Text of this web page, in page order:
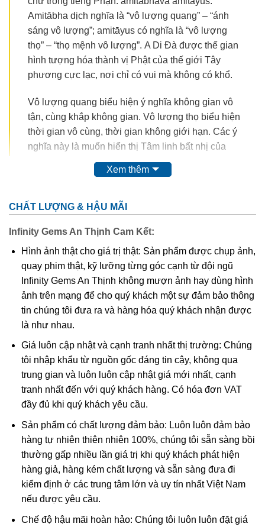
Amitābha dịch nghĩa là “vô lượng quang” – “ánh
sáng vô lượng”; amitāyus có nghĩa là “vô lượng
thọ” – “thọ mệnh vô lượng”. A Di Đà được thế gian
hình tượng hóa thành vị Phật của thế giới Tây
phương cực lạc, nơi chỉ có vui mà không có khổ.
Vô lượng quang biểu hiện ý nghĩa không gian vô
tận, cùng khắp không gian. Vô lượng thọ biểu hiện
thời gian vô cùng, thời gian không giới hạn. Các ý
nghĩa này là muốn hiển thị Tâm linh bất nhị của
Đạo Phật. Bất nhị cũng không phải là một, mà là
không có số lượng. Cùng khắp không gian, cùng
nghĩa thực sự của danh xưng A-Di Đà tức là vô
cùng khắp thời gian, không có số lượng cũng có
nghĩa là không có không gian, không có thời gian,
không có số lượng, đó là vì Tâm như hư không vô
sở hữu hay Phật tánh bất nhị, bất biến, bất sinh bất
diệt, cũng có nghĩa là Niết Bàn (Nirvana).
A Di Đà được thế gian hình tượng hóa thành vị Phật của thế giới
Xem thêm
CHẤT LƯỢNG & HẬU MÃI
Infinity Gems An Thịnh Cam Kết:
Hình ảnh thật cho giá trị thật: Sản phẩm được chụp ảnh,
quay phim thật, kỹ lưỡng từng góc cạnh từ đội ngũ
Infinity Gems An Thịnh không mượn ảnh hay dùng hình
ảnh trên mạng để cho quý khách một sự đảm bảo thông
tin chúng tôi đưa ra và hàng hóa quý khách nhận được
là như nhau.
Giá luôn cập nhật và cạnh tranh nhất thị trường: Chúng
tôi nhập khẩu từ nguồn gốc đáng tin cậy, không qua
trung gian và luôn luôn cập nhật giá mới nhất, cạnh
tranh nhất đến với quý khách hàng. Có hóa đơn VAT
đầy đủ khi quý khách yêu cầu.
Sản phẩm có chất lượng đảm bảo: Luôn luôn đảm bảo
hàng tự nhiên thiên nhiên 100%, chúng tôi sẵn sàng bồi
thường gấp nhiều lần giá trị khi quý khách phát hiện
hàng giả, hàng kém chất lượng và sẵn sàng đưa đi
kiểm định ở các trung tâm lớn và uy tín nhất Việt Nam
nếu được yêu cầu.
Chế độ hậu mãi hoàn hảo: Chúng tôi luôn luôn đặt giá